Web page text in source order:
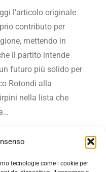
tecnologie come i cookie per
l’articolo originale
contributo per
mettendo in
il partito intende
futuro più solido per
Rotondi alla
nella lista che